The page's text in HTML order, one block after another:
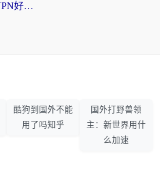
海外党必看：快帆TV版VPN好用吗？和hi龟龟VPN对比哪个回国效果更好？附免费加速器选择指南
酷狗到国外不能
用了吗知乎
国外打野兽领
主：新世界用什
么加速